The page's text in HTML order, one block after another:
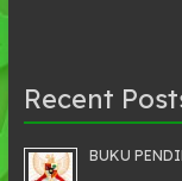
Recent
BUKU